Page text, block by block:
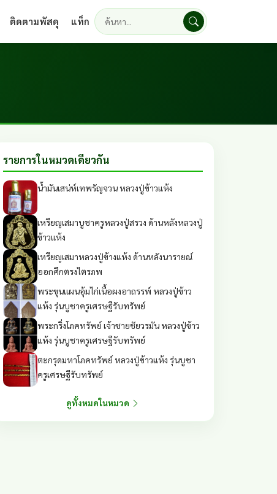
ติดตามพัสดุ แท็ก
ค้นหา
รายการในหมวดเดียวกัน
น้ำมันเสน่ห์เทพรัญจวน หลวงปู่ข้าวแห้ง
เหรียญเสมาบูชาครูหลวงปู่สรวง ด้านหลังหลวงปู่
ข้าวแห้ง
เหรียญเสมาหลวงปู่ข้างแห้ง ด้านหลังนารายณ์
ออกศึกตรงไตรภพ
พระขุนแผนอุ้มไก่เนื้อผงอาถรรพ์ หลวงปู่ข้าว
แห้ง รุ่นบูชาครูเศรษฐีรับทรัพย์
พระกริ่งโภคทรัพย์ เจ้าชายชัยวรมัน หลวงปู่ข้าว
แห้ง รุ่นบูชาครูเศรษฐีรับทรัพย์
ตะกรุดมหาโภคทรัพย์ หลวงปู่ข้าวแห้ง รุ่นบูชา
ครูเศรษฐีรับทรัพย์
ดูทั้งหมดในหมวด